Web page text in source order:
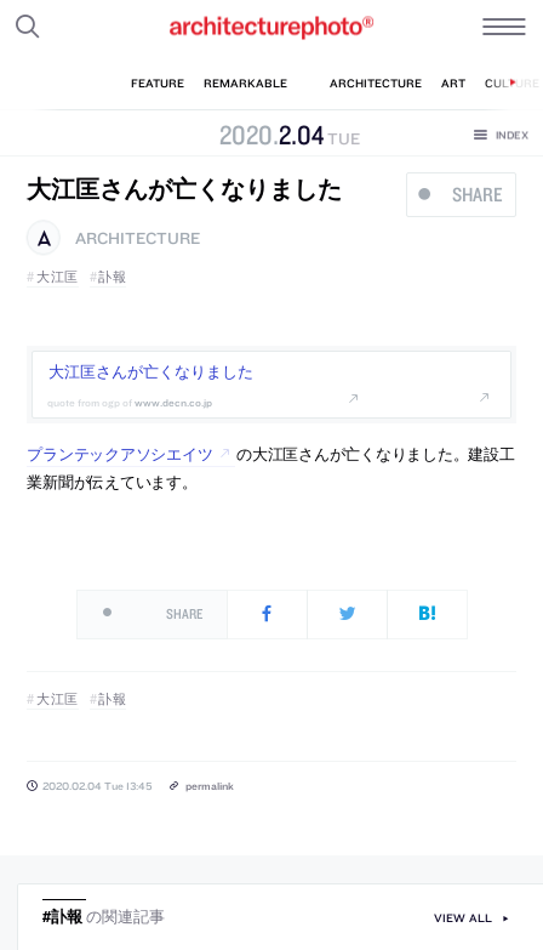
2020.2.04TUE
SHARE
大江匡さんが亡くなりました
ARCHITECTURE
大江匡
訃報
大江匡さんが亡くなりました
www.decn.co.jp
プランテックアソシエイツ
の大江匡さんが亡くなりました。建設工
業新聞が伝えています。
SHARE
大江匡 訃報
2020.02.04 Tue 13:45 permalink
#訃報 の関連記事 VIEW ALL